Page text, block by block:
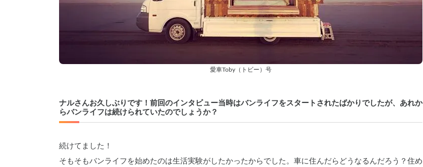
愛車Toby（トビー）号
ナルさんお久しぶりです！前回のインタビュー当時はバンライフをスタートされたばかりでしたが、あれか
らバンライフは続けられていたのでしょうか？
続けてました！
そもそもバンライフを始めたのは生活実験がしたかったからでした。車に住んだらどうなるんだろう？住め